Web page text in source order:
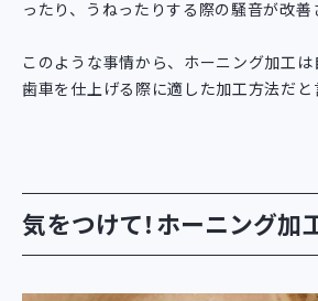
ったり、うねったりする際の騒音が改善
このような事情から、ホーニング加工
歯車を仕上げる際に適した加工方法だと
気をつけて！ホーニング加